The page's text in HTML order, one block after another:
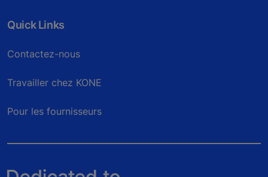
Quick Links
Contactez-nous
Travailler chez KONE
Pour les fournisseurs